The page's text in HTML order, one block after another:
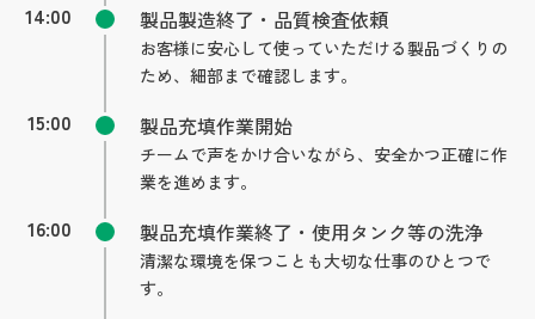
14:00
製品製造終了・品質検査依頼
お客様に安心して使っていただける製品づくりの
ため、細部まで確認します。
15:00 製品充填作業開始
チームで声をかけ合いながら、安全かつ正確に作
業を進めます。
16:00 製品充填作業終了・使用タンク等の洗浄
清潔な環境を保つことも大切な仕事のひとつで
す。